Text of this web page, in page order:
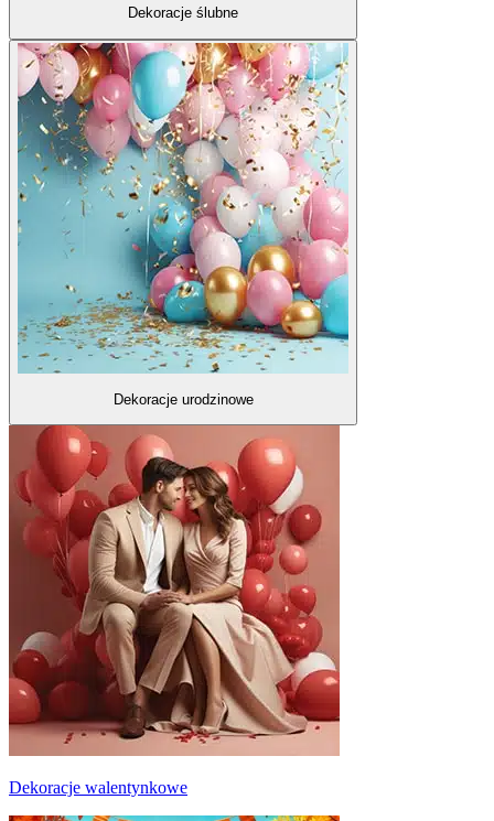
Dekoracje ślubne
Dekoracje urodzinowe
Dekoracje walentynkowe